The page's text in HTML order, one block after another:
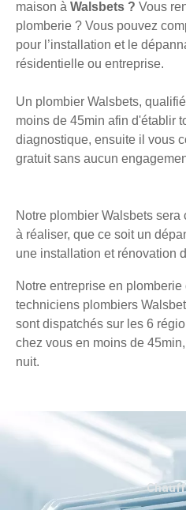
maison à Walsbets ? Vous
plomberie ? Vous pouvez
pour l’installation et le
résidentielle ou entreprise.
Un plombier Walsbets,
moins de 45min afin d'établir
diagnostique, ensuite il vous
gratuit sans aucun
Notre plombier Walsbets
à réaliser, que ce soit un
une installation et rénovation
Notre entreprise en
techniciens plombiers
sont dispatchés sur les 6
chez vous en moins de
nuit.